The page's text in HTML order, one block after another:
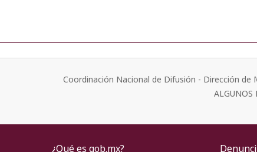
Coordinación Nacional de Difusión - Dirección de
ALGUNOS
¿Qué es gob.mx?